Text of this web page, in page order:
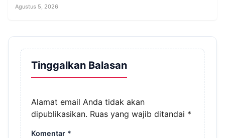
Agustus 5, 2026
Tinggalkan Balasan
Alamat email Anda tidak akan
dipublikasikan. Ruas yang wajib ditandai *
Komentar *